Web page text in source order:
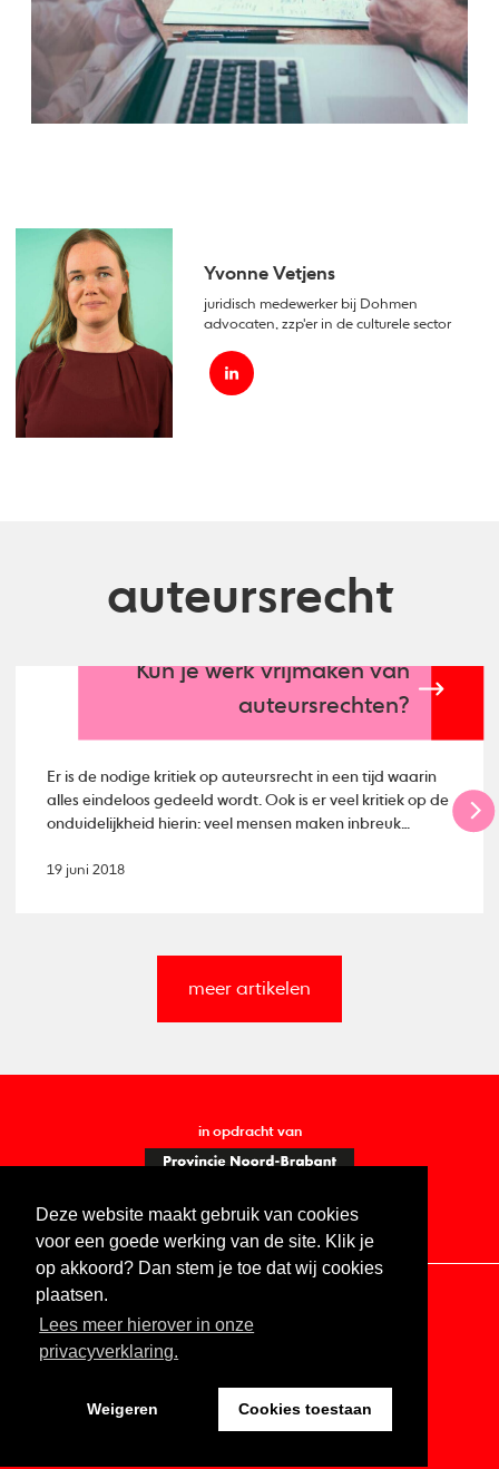
Deze website maakt gebruik van cookies
voor een goede werking van de site. Klik je
op akkoord? Dan stem je toe dat wij cookies
plaatsen.
Lees meer hierover in onze
privacyverklaring.
Weigeren Cookies toestaan
Yvonne Vetjens
juridisch medewerker bij Dohmen
advocaten, zzp'er in de culturele sector
auteursrecht
Kun je werk vrijmaken van
auteursrechten?
Er is de nodige kritiek op auteursrecht in een tijd waarin
alles eindeloos gedeeld wordt. Ook is er veel kritiek op de
onduidelijkheid hierin: veel mensen maken inbreuk
ingewikkeld doen in een tijd waarin #sharingiscaring het
19 juni 2018
meer artikelen
in opdracht van
Contact Vacatures ANBI
Digitale toegankelijkheid